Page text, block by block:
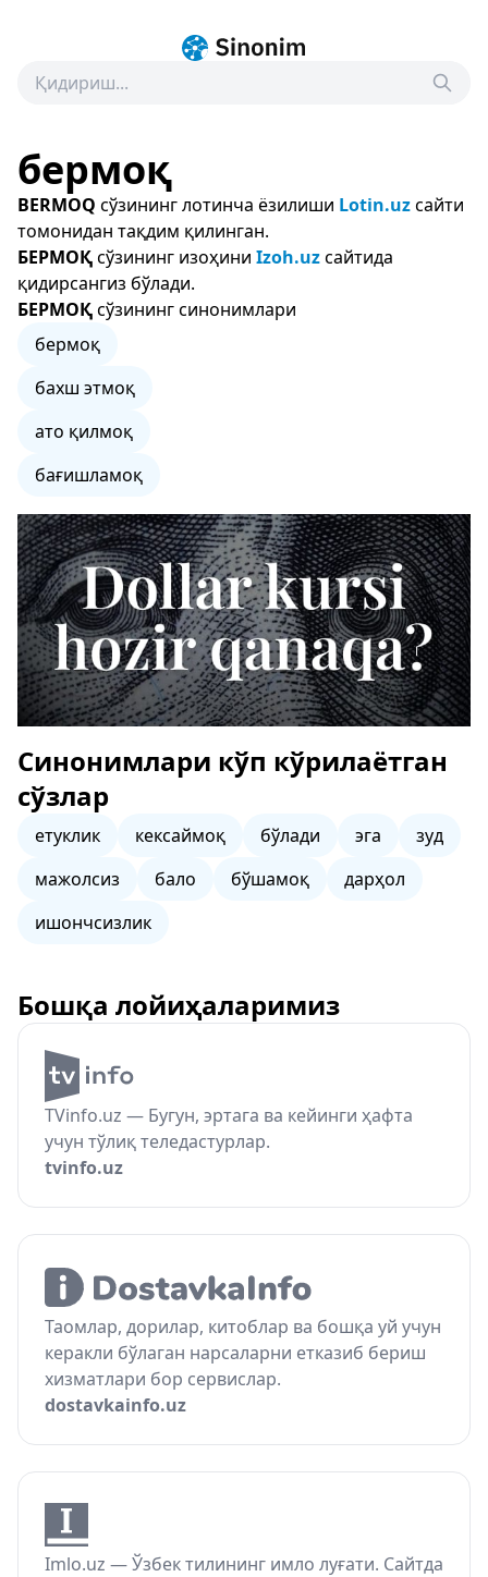
бермоқ
BERMOQ сўзининг лотинча ёзилиши Lotin.uzсайти
томонидан тақдим қилинган.
БЕРМОҚсўзининг изоҳини Izoh.uzсайтида
қидирсангиз бўлади.
БЕРМОҚсўзининг синонимлари
бермоқ
бахш этмоқ
ато қилмоқ
бағишламоқ
Синонимлари кўп кўрилаётган
сўзлар
етуклик кексаймоқ бўлади эга
зуд
мажолсиз
бало бўшамоқ
дарҳол
ишончсизлик
Бошқа лойиҳаларимиз
TVinfo.uz — Бугун, эртага ва кейинги ҳафта
учун тўлиқ теледастурлар.
tvinfo.uz
Таомлар, дорилар, китоблар ва бошқа уй учун
керакли бўлаган нарсаларни етказиб бериш
хизматлари бор сервислар.
dostavkainfo.uz
Imlo.uz — Ўзбек тилининг имло луғати. Сайтда